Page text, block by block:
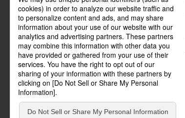
BL
ライトノベル
青年・一般
グラビア・写真
モーター誌
SPECIAL
Sublicense
書店様へ
海外ライセンシー
公式SNSアカウ
ント
作家一覧
Keyword list
Author list